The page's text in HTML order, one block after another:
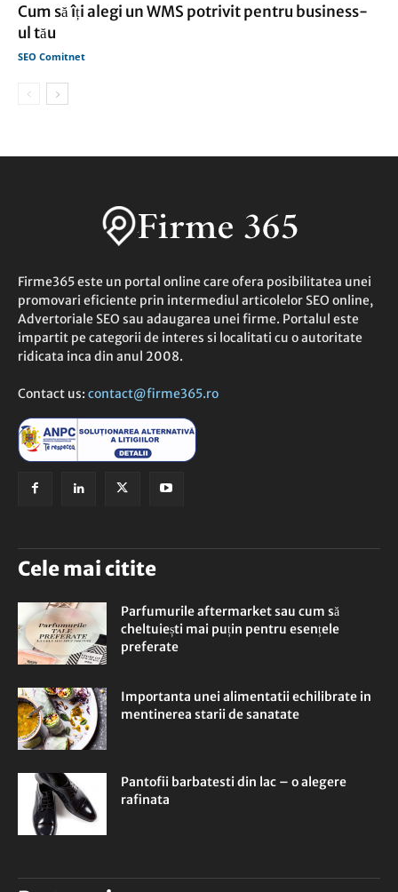
Cum să îți alegi un WMS potrivit pentru business-
ul tău
SEO Comitnet
Firme365 este un portal online care ofera posibilitatea unei
promovari eficiente prin intermediul articolelor SEO online,
Advertoriale SEO sau adaugarea unei firme. Portalul este
impartit pe categorii de interes si localitati cu o autoritate
ridicata inca din anul 2008.
Contact us: contact@firme365.ro
Cele mai citite
Parfumurile aftermarket sau cum să
cheltuiești mai puțin pentru esențele
preferate
Importanta unei alimentatii echilibrate in
mentinerea starii de sanatate
Pantofii barbatesti din lac – o alegere
rafinata